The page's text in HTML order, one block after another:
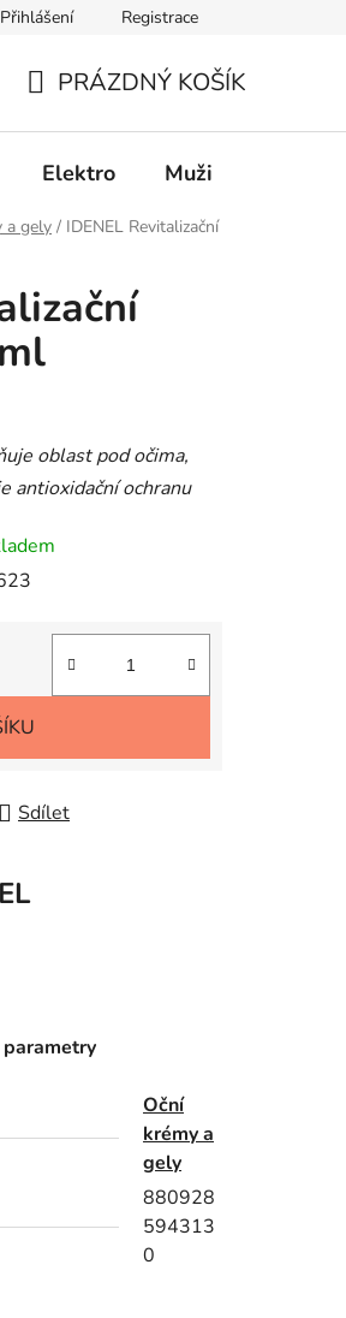
Děti Výhodný nákup
Přihlášení Registrace
KOŠÍK
PRÁZDNÝ KOŠÍK
Elektro Muži
a gely / IDENEL Revitalizační
oblast pod očima,
antioxidační ochranu
Sdílet
Oční
krémy a
gely
880928
594313
0